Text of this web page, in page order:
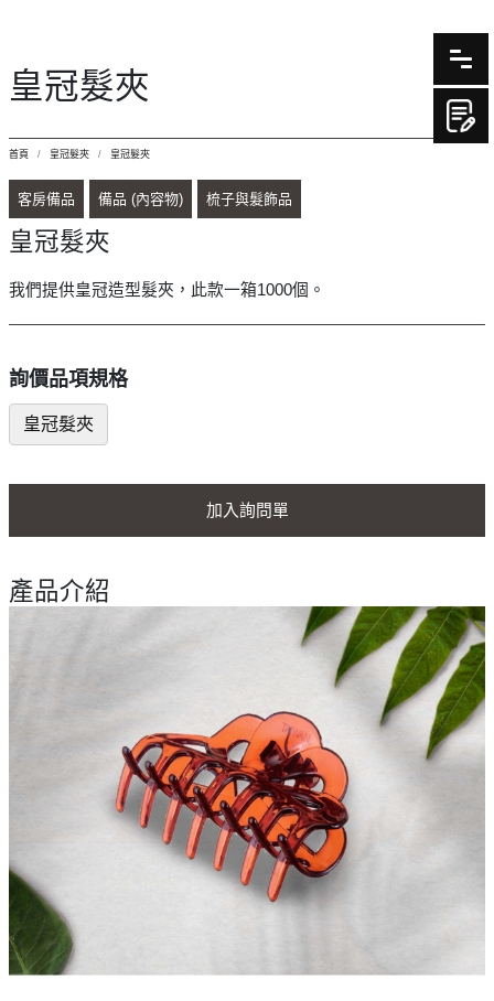
皇冠髮夾
首頁 皇冠髮夾 皇冠髮夾
客房備品 備品 (內容物) 梳子與髮飾品
皇冠髮夾
我們提供皇冠造型髮夾，此款一箱1000個。
詢價品項規格
皇冠髮夾
加入詢問單
產品介紹